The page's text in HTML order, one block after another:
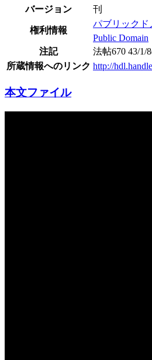
バージョン
刊
権利情報
パブリックド
Public Domain
注記
法帖670 43/1/
所蔵情報へのリンク http://
本文ファイル